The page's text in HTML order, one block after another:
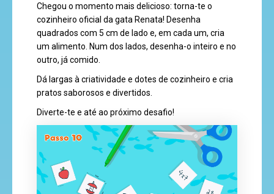
Chegou o momento mais delicioso: torna-te o
cozinheiro oficial da gata Renata! Desenha
quadrados com 5 cm de lado e, em cada um, cria
um alimento. Num dos lados, desenha-o inteiro e no
outro, já comido.
Dá largas à criatividade e dotes de cozinheiro e cria
pratos saborosos e divertidos.
Diverte-te e até ao próximo desafio!